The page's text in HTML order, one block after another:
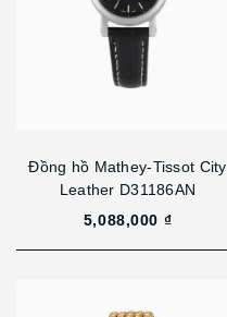
Đồng hồ Mathey-Tissot City
Leather D31186AN
5,088,000 ₫